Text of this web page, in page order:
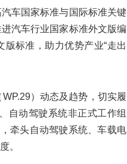
车国家标准与国际标准关键
汽车行业国家标准外文版编
标准，助力优势产业“走出
）动态及趋势，切实履
自动驾驶系统非正式工作组
牵头自动驾驶系统、车载电
。